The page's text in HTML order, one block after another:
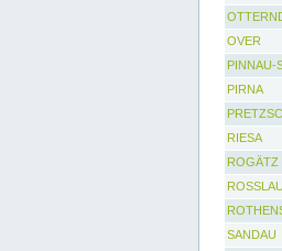
OVER
PINNAU-
PIRNA
RIESA
ROGÄTZ
ROSSLAU
SANDAU